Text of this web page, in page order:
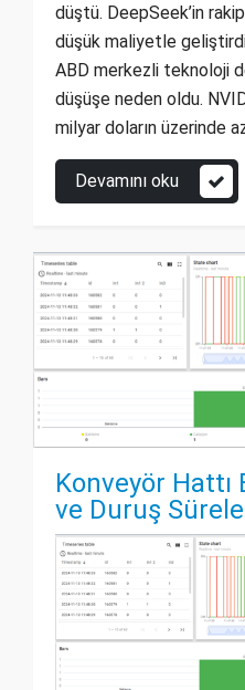
düştü. DeepSeek’in
düşük maliyetle
ABD merkezli teknoloji
düşüşe neden oldu.
milyar doların üzerinde
Devamını oku
Konveyör
ve Duruş